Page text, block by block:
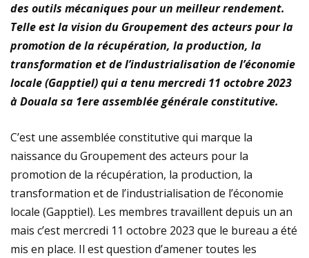
des outils mécaniques pour un meilleur rendement.
Telle est la vision du Groupement des acteurs pour la
promotion de la récupération, la production, la
transformation et de l’industrialisation de l’économie
locale (Gapptiel) qui a tenu mercredi 11 octobre 2023
à Douala sa 1ere assemblée générale constitutive.
C’est une assemblée constitutive qui marque la
naissance du Groupement des acteurs pour la
promotion de la récupération, la production, la
transformation et de l’industrialisation de l’économie
locale (Gapptiel). Les membres travaillent depuis un an
mais c’est mercredi 11 octobre 2023 que le bureau a été
mis en place. Il est question d’amener toutes les